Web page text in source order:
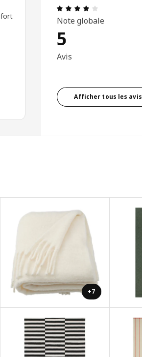
Note globale
5
Avis
Afficher tous les avis
+7